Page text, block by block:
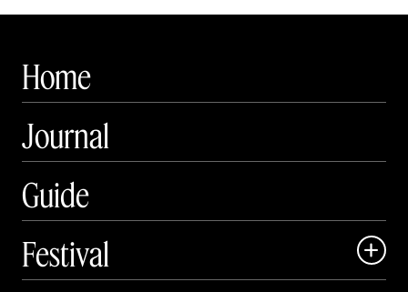
Home
Journal
Guide
Festival
